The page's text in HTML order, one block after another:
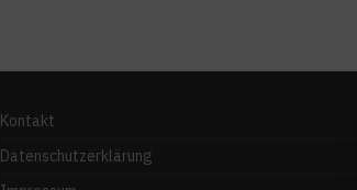
Kontakt
Datenschutzerklärung